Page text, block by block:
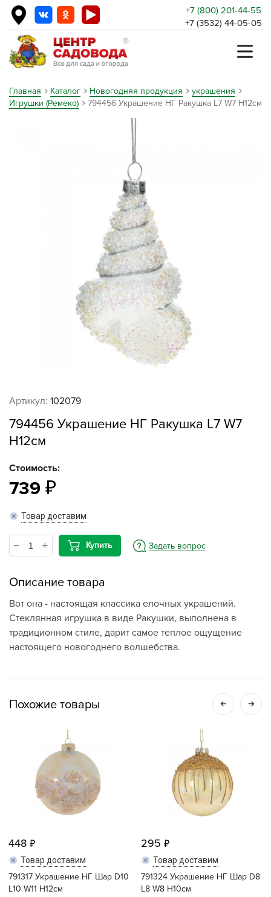
+7 (800) 201-44-55
+7 (3532) 44-05-05
Главная Каталог Новогодняя продукция
украшения
Игрушки (Ремеко)
794456 Украшение НГ Ракушка L7 W7 H12см
Артикул: 102079
794456 Украшение НГ Ракушка L7 W7
H12см
Стоимость:
739
Товар доставим
Купить Задать вопрос
Описание товара
Вот она - настоящая классика елочных украшений.
Стеклянная игрушка в виде Ракушки, выполнена в
традиционном стиле, дарит самое теплое ощущение
настоящего новогоднего волшебства.
Похожие товары
448
Товар доставим
791317 Украшение НГ Шар D10
L10 W11 H12см
295
Товар доставим
791324 Украшение НГ Шар D8
L8 W8 H10см